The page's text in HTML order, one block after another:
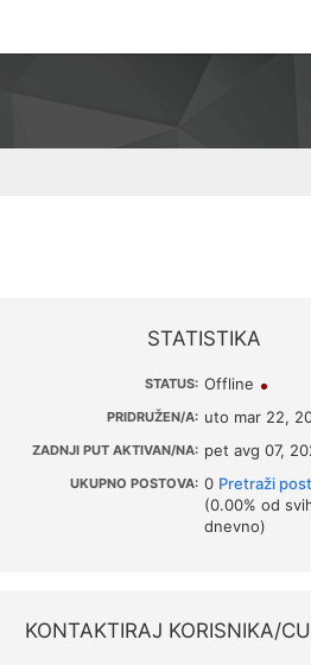
STATISTIKA
STATUS: Offline
PRIDRUŽEN/A: uto mar 22,
ZADNJI PUT AKTIVAN/NA: pet avg 07,
UKUPNO POSTOVA: 0 Pretraži
(0.00% od
dnevno)
KONTAKTIRAJ KORISNIKA/